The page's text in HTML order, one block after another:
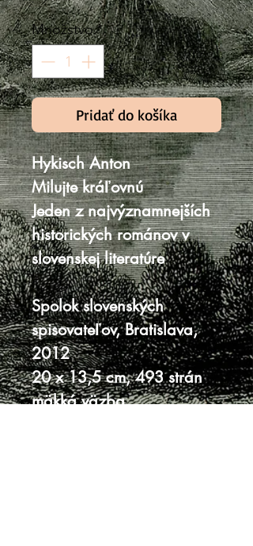
Množstvo*
Pridať do košíka
Hykisch Anton
Milujte kráľovnú
Jeden z najvýznamnejších
historických románov v
slovenskej literatúre
Spolok slovenských
spisovateľov, Bratislava,
2012
20 x 13,5 cm, 493 strán
mäkká väzba